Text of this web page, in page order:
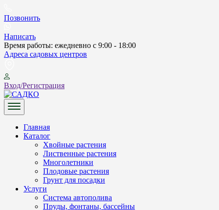
to
Позвонить
Написать
Время работы: ежедневно с 9:00 - 18:00
Адреса садовых центров
Вход/Регистрация
САДКО
Главная
Каталог
Хвойные растения
Лиственные растения
Многолетники
Плодовые растения
Грунт для посадки
Услуги
Система автополива
Пруды, фонтаны, бассейны